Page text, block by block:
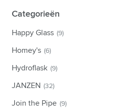
Thema's
Drinkwaren
Tassen & Reizen
Koken & Wonen
Verzorgingsproducten
Categorieën
Categorieën
Happy Glass (9)
Homey's (6)
Hydroflask (9)
JANZEN (32)
Join the Pipe (9)